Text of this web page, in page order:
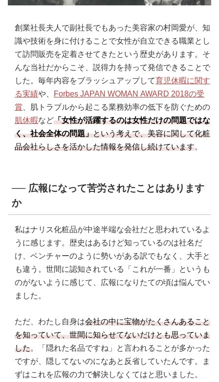
創業社長夫人で副社長でもあった美容家の村岡愛が、知
識や技術を身に付けることで女性が自立できる職業とし
て訪問販売を定着させてきたという歴史があります。そ
んな当社だからこそ、説得力を持って発信できることで
した。毎年内容をブラッシュアップして育児休暇に関す
る実績や、
Forbes JAPAN WOMAN AWARD 2018の受
賞 、肌トラブルから起こる業務効率の低下を防ぐための
肌休暇など「女性が活躍するのは女性だけの問題ではな
く、社会全体の問題」という考えで、美容に関して化粧
品会社らしさを活かした情報を発信し続けています。
── 広報になって苦労されたことはあります
か
私はナリス化粧品が中途半端な会社だと思われているよ
うに感じます。歴史はあるけど知っているのは社名だ
け、ベンチャーのように勢いがある訳でもなく、大手と
も違う。世間に認知されている「これが一番」というも
のがないように感じて、広報になりたての頃は悩んでい
ました。
ただ、わたし自身は会社の中に宝物がたくさんあること
を知っていて、世間に知らせてないだけとも思っていま
した。「隠れた名品ですね」と言われることが多かった
ですが、隠してないのになあと反省していたんです。ま
ずはこれを広報の力で解決しなくてはと思いました。